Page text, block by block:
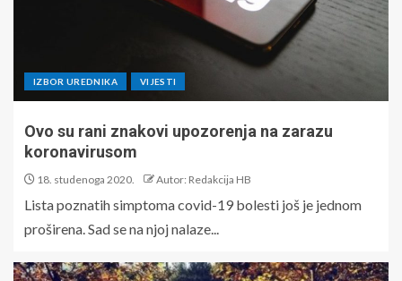
IZBOR UREDNIKA VIJESTI
Ovo su rani znakovi upozorenja na zarazu
koronavirusom
18. studenoga 2020. Autor: Redakcija HB
Lista poznatih simptoma covid-19 bolesti još je jednom
proširena. Sad se na njoj nalaze...